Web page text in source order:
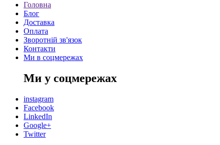
Головна
Блог
Доставка
Оплата
Зворотній зв'язок
Контакти
Ми в соцмережах
Ми у соцмережах
instagram
Facebook
LinkedIn
Google+
Twitter